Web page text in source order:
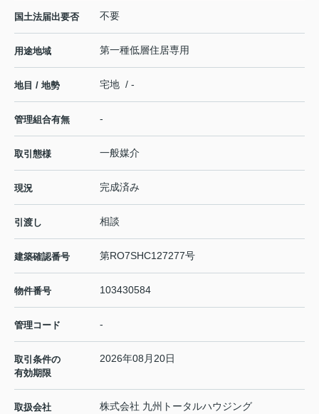
国土法届出要否 不要
用途地域 第一種低層住居専用
地目 / 地勢 宅地 / -
管理組合有無 -
取引態様 一般媒介
現況 完成済み
引渡し 相談
建築確認番号 第RO7SHC127277号
物件番号 103430584
管理コード -
取引条件の
有効期限
2026年08月20日
取扱会社
株式会社 九州トータルハウジング